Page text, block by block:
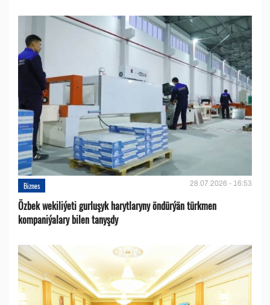
Biznes 28.07.2026 - 16:53
Özbek wekiliýeti gurluşyk harytlaryny öndürýän türkmen
kompaniýalary bilen tanyşdy